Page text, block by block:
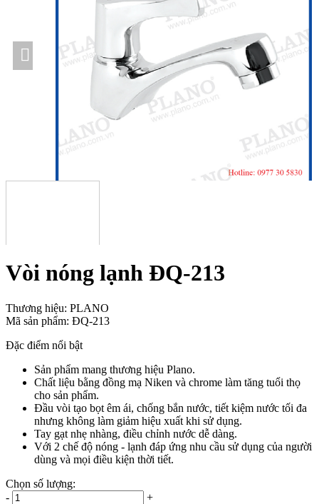
Vòi nóng lạnh ĐQ-213
Thương hiệu: PLANO
Mã sản phẩm: ĐQ-213
Đặc điểm nổi bật
Sản phẩm mang thương hiệu Plano.
Chất liệu bằng đồng mạ Niken và chrome làm tăng tuổi thọ
cho sản phẩm.
Đầu vòi tạo bọt êm ái, chống bắn nước, tiết kiệm nước tối đa
nhưng không làm giảm hiệu xuất khi sử dụng.
Tay gạt nhẹ nhàng, điều chỉnh nước dễ dàng.
Với 2 chế độ nóng - lạnh đáp ứng nhu cầu sử dụng của người
dùng và mọi điều kiện thời tiết.
Chọn số lượng:
-
+